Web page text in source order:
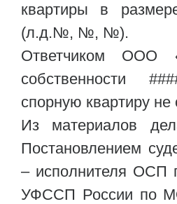
квартиры в
(л.д.№, №, №).
Ответчиком ООО
собственности
спорную квартиру не
Из материалов
Постановлением
– исполнителя ОСП
УФССП России по